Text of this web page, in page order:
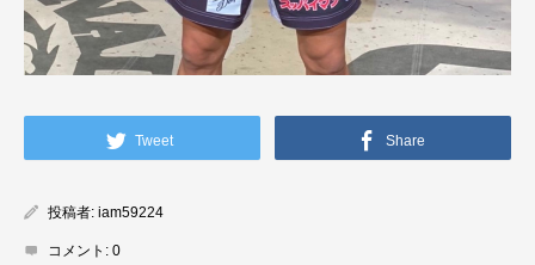
Tweet Share
投稿者: iam59224
コメント: 0